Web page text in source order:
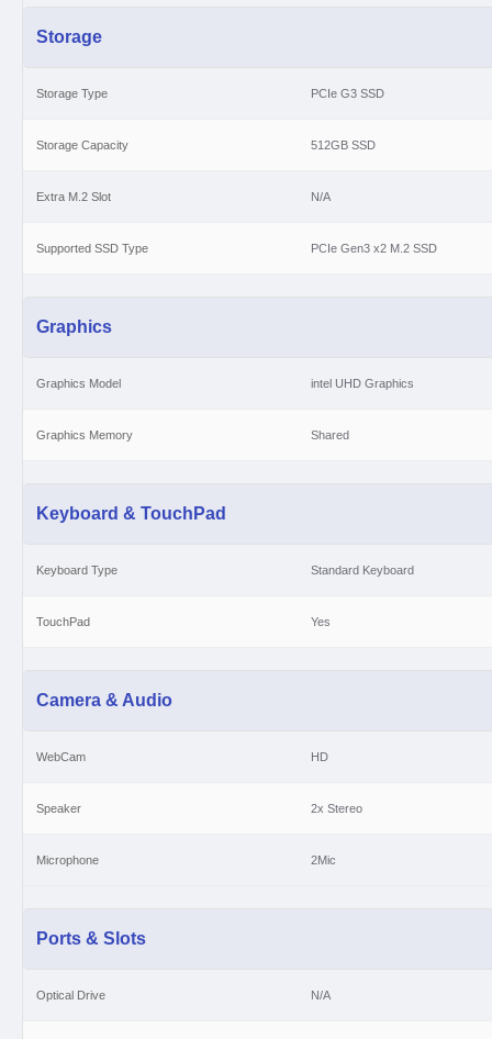
Storage
Storage Type PCIe G3 SSD
Storage Capacity 512GB SSD
Extra M.2 Slot N/A
Supported SSD Type PCIe Gen3 x2 M.2 SSD
Graphics
Graphics Model intel UHD Graphics
Graphics Memory Shared
Keyboard & TouchPad
Keyboard Type Standard Keyboard
TouchPad Yes
Camera & Audio
WebCam HD
Speaker 2x Stereo
Microphone 2Mic
Ports & Slots
Optical Drive N/A